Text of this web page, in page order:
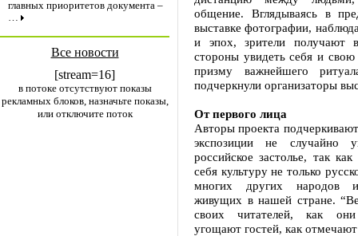
главных приоритетов документа –
…
Все новости
[stream=16]
в потоке отсутствуют показы
рекламных блоков, назначьте показы,
или отключите поток
общение. Вглядываясь в
выставке фотографии,
и эпох, зрители получают
стороны увидеть себя и свою
призму важнейшего
подчеркнули организаторы
От первого лица
Авторы проекта
экспозиции не случайно
российское застолье, так
себя культуру не только
многих других народов и
живущих в нашей стране.
своих читателей, как
угощают гостей, как